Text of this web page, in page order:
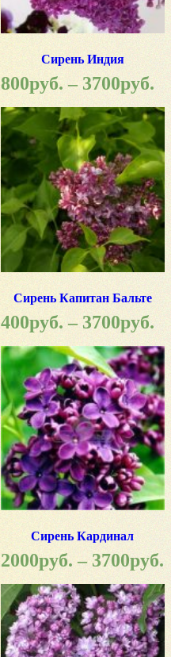
Сирень Индия
800руб. – 3700руб.
Сирень Капитан Бальте
400руб. –3700руб.
Сирень Кардинал
2000руб. – 3700руб.